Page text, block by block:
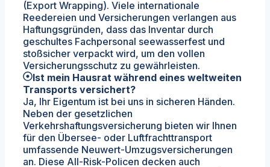
(Export Wrapping). Viele internationale
Reedereien und Versicherungen verlangen aus
Haftungsgründen, dass das Inventar durch
geschultes Fachpersonal seewasserfest und
stoßsicher verpackt wird, um den vollen
Versicherungsschutz zu gewährleisten.
Ist mein Hausrat während eines weltweiten
Transports versichert?
Ja, Ihr Eigentum ist bei uns in sicheren Händen.
Neben der gesetzlichen
Verkehrshaftungsversicherung bieten wir Ihnen
für den Übersee- oder Luftfrachttransport
umfassende Neuwert-Umzugsversicherungen
an. Diese All-Risk-Policen decken auch